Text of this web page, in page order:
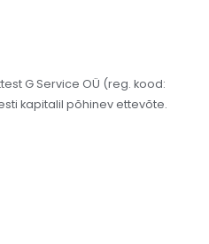
G Service OÜ (reg. kood:
kapitalil põhinev ettevõte.